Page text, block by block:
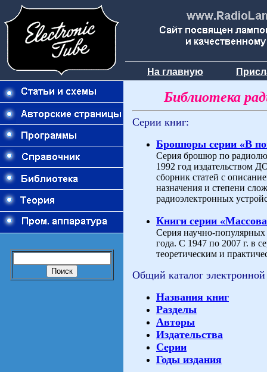
На главную
Библиотека
Серии книг:
Брошюры серии «В
Серия брошюр по
1992 год издательством
сборник статей с
назначения и степени
радиоэлектронных
Книги серии
Серия научно-
года. С 1947 по 2007 г. в
теоретическим и
Общий каталог
Названия книг
Разделы
Авторы
Издательства
Серии
Годы издания